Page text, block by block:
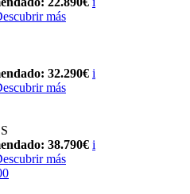
más
32.290€ i
más
38.790€ i
más